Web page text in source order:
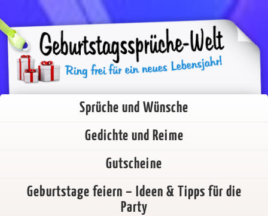
Sprüche und Wünsche
Gedichte und Reime
Gutscheine
Geburtstage feiern – Ideen & Tipps für die
Party